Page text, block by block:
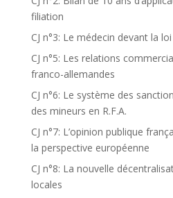
filiation
CJ n°3: Le médecin devant la
CJ n°5: Les relations
franco-allemandes
CJ n°6: Le système des
des mineurs en R.F.A.
CJ n°7: L’opinion publique
la perspective européenne
CJ n°8: La nouvelle
locales